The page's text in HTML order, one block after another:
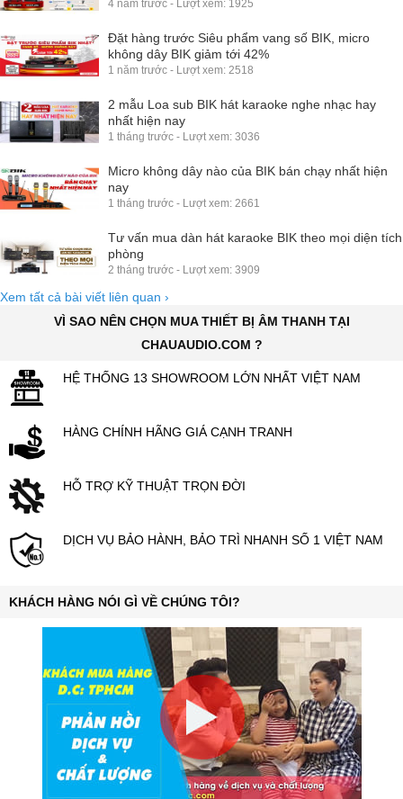
4 năm trước - Lượt xem: 1925
Đặt hàng trước Siêu phẩm vang số BIK, micro
không dây BIK giảm tới 42%
1 năm trước - Lượt xem: 2518
2 mẫu Loa sub BIK hát karaoke nghe nhạc hay
nhất hiện nay
1 tháng trước - Lượt xem: 3036
Micro không dây nào của BIK bán chạy nhất hiện
nay
1 tháng trước - Lượt xem: 2661
Tư vấn mua dàn hát karaoke BIK theo mọi diện tích
phòng
2 tháng trước - Lượt xem: 3909
Xem tất cả bài viết liên quan ›
VÌ SAO NÊN CHỌN MUA THIẾT BỊ ÂM THANH TẠI
CHAUAUDIO.COM ?
HỆ THỐNG 13 SHOWROOM LỚN NHẤT VIỆT NAM
HÀNG CHÍNH HÃNG GIÁ CẠNH TRANH
HỖ TRỢ KỸ THUẬT TRỌN ĐỜI
DỊCH VỤ BẢO HÀNH, BẢO TRÌ NHANH SỐ 1 VIỆT NAM
KHÁCH HÀNG NÓI GÌ VỀ CHÚNG TÔI?